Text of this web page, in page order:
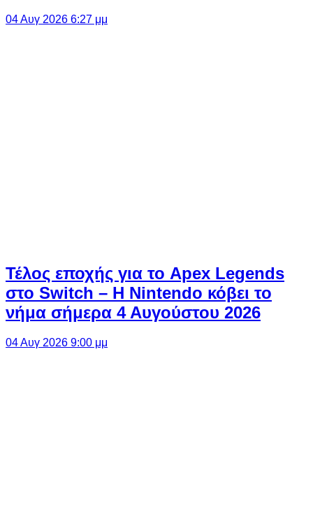
04 Αυγ 2026 6:27 μμ
Τέλος εποχής για το Apex Legends
στο Switch – Η Nintendo κόβει το
νήμα σήμερα 4 Αυγούστου 2026
04 Αυγ 2026 9:00 μμ